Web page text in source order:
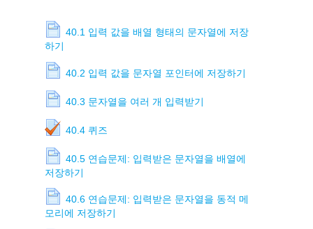
40.1 입력 값을 배열 형태의 문자열에 저장
하기
40.2 입력 값을 문자열 포인터에 저장하기
40.3 문자열을 여러 개 입력받기
40.4 퀴즈
40.5 연습문제: 입력받은 문자열을 배열에
저장하기
40.6 연습문제: 입력받은 문자열을 동적 메
모리에 저장하기